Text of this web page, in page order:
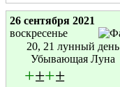
26 сентября 2021
воскресенье
20, 21 лунный день
Убывающая Луна
+±+±